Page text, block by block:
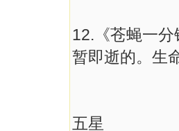
12.《苍蝇一
暂即逝的。生
五星